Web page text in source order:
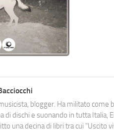
blogger. Ha militato come
di dischi e suonando in tutta Italia,
una decina di libri tra cui "Uscito